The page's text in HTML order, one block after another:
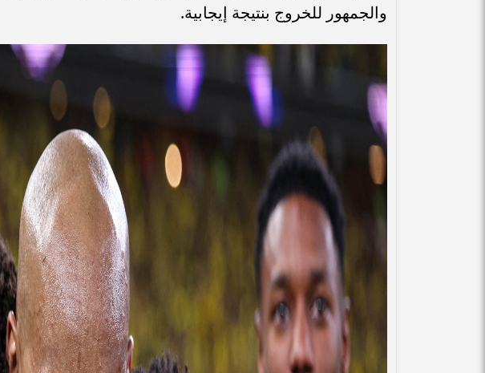
والجمهور للخروج بنتيجة إيجابية.